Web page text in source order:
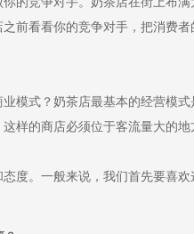
前看看你的竞争对手，把消费
式？奶茶店最基本的经营模式
样的商店必须位于客流量大的地
。一般来说，我们首先要喜欢